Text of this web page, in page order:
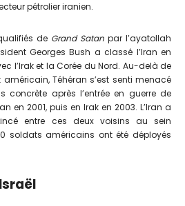
pétrolier iranien.
de Grand Satanpar l’ayatollah
Georges Bush a classé l’Iran en
l’Irak et la Corée du Nord. Au-delà de
Téhéran s’est senti menacé
après l’entrée en guerre de
en 2001, puis en Irak en 2003. L’Iran a
entre ces deux voisins au sein
soldats américains ont été déployés